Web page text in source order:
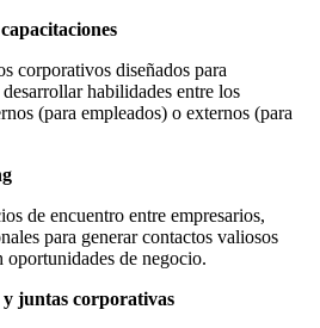
corporativos diseñados para
habilidades entre los
(para empleados) o externos (para
de encuentro entre empresarios,
para generar contactos valiosos
oportunidades de negocio.
juntas corporativas